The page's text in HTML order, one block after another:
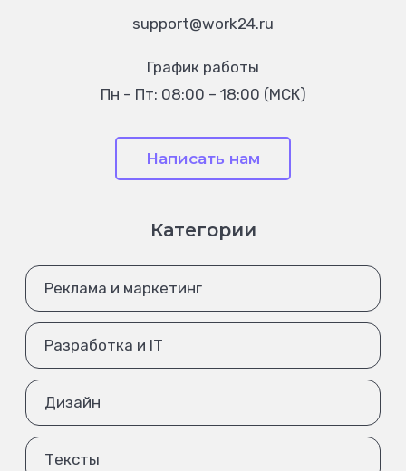
support@work24.ru
График работы
Пн – Пт: 08:00 – 18:00 (МСК)
Написать нам
Категории
Реклама и маркетинг
Разработка и IT
Дизайн
Тексты